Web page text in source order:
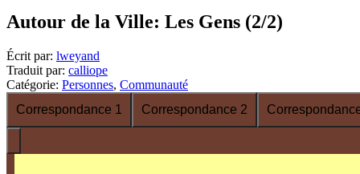
Autour de la Ville: Les Gens (2/2)
Écrit par: lweyand
Traduit par: calliope
Catégorie: Personnes, Communauté
Correspondance 1
Correspondance 2